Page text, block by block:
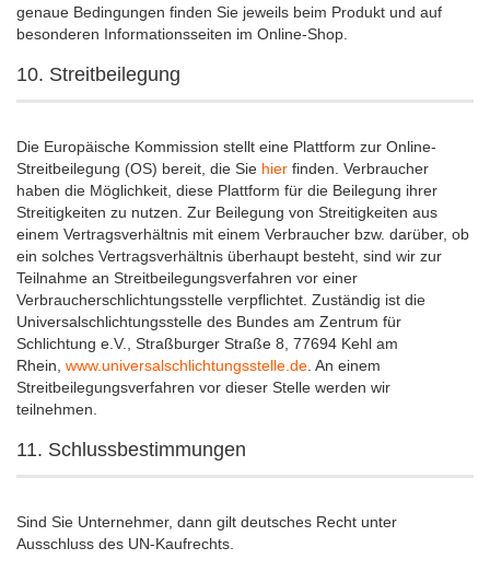
genaue Bedingungen finden Sie jeweils beim Produkt und auf
besonderen Informationsseiten im Online-Shop.
10. Streitbeilegung
Die Europäische Kommission stellt eine Plattform zur Online-
Streitbeilegung (OS) bereit, die Sie hier finden. Verbraucher
haben die Möglichkeit, diese Plattform für die Beilegung ihrer
Streitigkeiten zu nutzen. Zur Beilegung von Streitigkeiten aus
einem Vertragsverhältnis mit einem Verbraucher bzw. darüber, ob
ein solches Vertragsverhältnis überhaupt besteht, sind wir zur
Teilnahme an Streitbeilegungsverfahren vor einer
Verbraucherschlichtungsstelle verpflichtet. Zuständig ist die
Universalschlichtungsstelle des Bundes am Zentrum für
Schlichtung e.V., Straßburger Straße 8, 77694 Kehl am
Rhein, www.universalschlichtungsstelle.de . An einem
Streitbeilegungsverfahren vor dieser Stelle werden wir
teilnehmen.
11. Schlussbestimmungen
Sind Sie Unternehmer, dann gilt deutsches Recht unter
Ausschluss des UN-Kaufrechts.